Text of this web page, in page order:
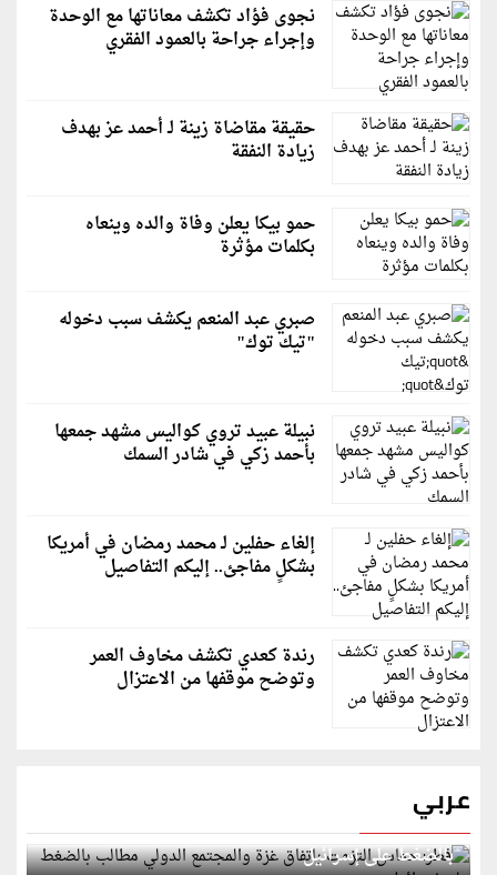
نجوى فؤاد تكشف معاناتها مع الوحدة
وإجراء جراحة بالعمود الفقري
حقيقة مقاضاة زينة لـ أحمد عز بهدف
زيادة النفقة
حمو بيكا يعلن وفاة والده وينعاه
بكلمات مؤثرة
صبري عبد المنعم يكشف سبب دخوله
"تيك توك"
نبيلة عبيد تروي كواليس مشهد جمعها
بأحمد زكي في شادر السمك
إلغاء حفلين لـ محمد رمضان في أمريكا
بشكلٍ مفاجئ.. إليكم التفاصيل
رندة كعدي تكشف مخاوف العمر
وتوضح موقفها من الاعتزال
عربي
قطر: حماس التزمت باتفاق غزة والمجتمع الدولي مطالب
بالضغط على إسرائيل